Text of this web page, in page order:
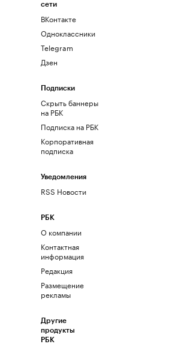
сети
ВКонтакте
Одноклассники
Telegram
Дзен
Подписки
Скрыть баннеры
на РБК
Подписка на РБК
Корпоративная
подписка
Уведомления
RSS Новости
РБК
О компании
Контактная
информация
Редакция
Размещение
рекламы
Другие
продукты
РБК